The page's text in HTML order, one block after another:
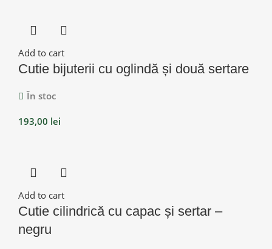
Add to cart
Cutie bijuterii cu oglindă și două sertare
În stoc
193,00 lei
Add to cart
Cutie cilindrică cu capac și sertar –
negru